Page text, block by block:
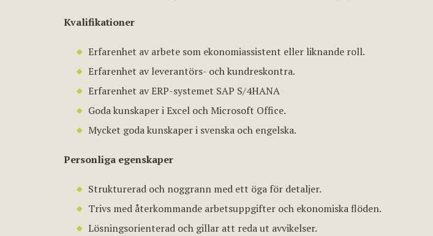
Kvalifikationer
Erfarenhet av arbete som ekonomiassistent eller liknande roll.
Erfarenhet av leverantörs- och kundreskontra.
Erfarenhet av ERP-systemet SAP S/4HANA
Goda kunskaper i Excel och Microsoft Office.
Mycket goda kunskaper i svenska och engelska.
Personliga egenskaper
Strukturerad och noggrann med ett öga för detaljer.
Trivs med återkommande arbetsuppgifter och ekonomiska flöden.
Lösningsorienterad och gillar att reda ut avvikelser.